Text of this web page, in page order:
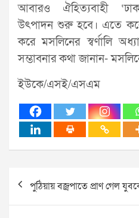
আবারও ঐহিত্যবাহী
উৎপাদন শুরু হবে। এতে
করে মসলিনের স্বর্ণালি
সম্ভাবনার কথা জানান-
ইউকে/এসই/এসএম
Post
navigation
পুঠিয়ায় বজ্রপাতে প্রাণ গেল